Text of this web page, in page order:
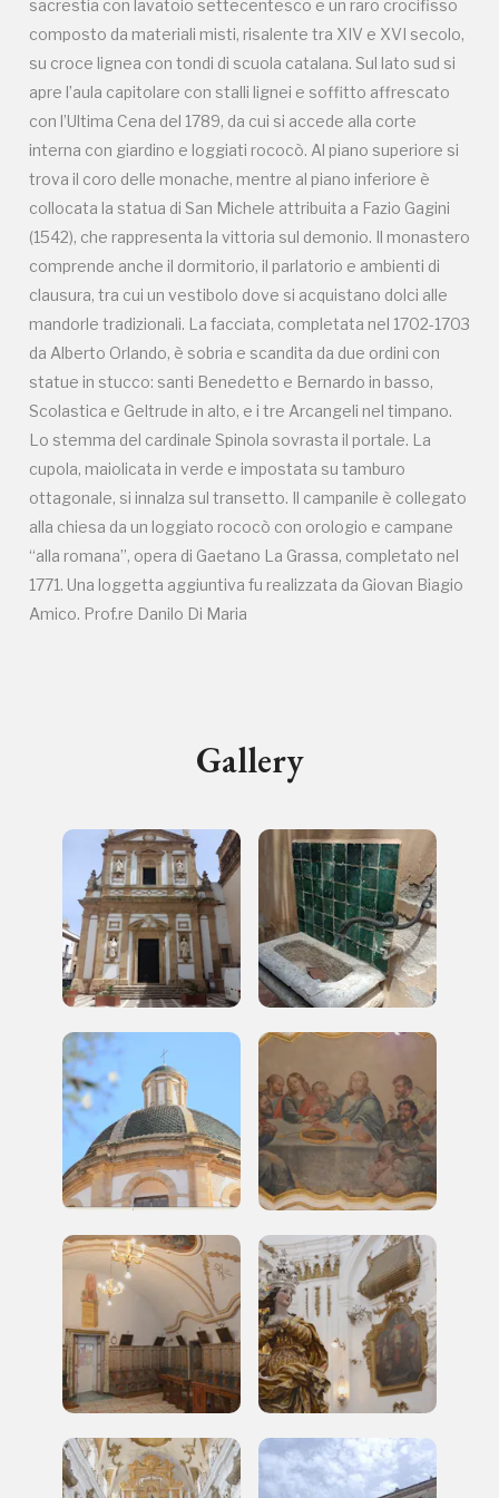
sacrestia con lavatoio settecentesco e un raro crocifisso
composto da materiali misti, risalente tra XIV e XVI secolo,
su croce lignea con tondi di scuola catalana. Sul lato sud si
apre l’aula capitolare con stalli lignei e soffitto affrescato
con l’Ultima Cena del 1789, da cui si accede alla corte
interna con giardino e loggiati rococò. Al piano superiore si
trova il coro delle monache, mentre al piano inferiore è
collocata la statua di San Michele attribuita a Fazio Gagini
(1542), che rappresenta la vittoria sul demonio. Il monastero
comprende anche il dormitorio, il parlatorio e ambienti di
clausura, tra cui un vestibolo dove si acquistano dolci alle
mandorle tradizionali. La facciata, completata nel 1702-1703
da Alberto Orlando, è sobria e scandita da due ordini con
statue in stucco: santi Benedetto e Bernardo in basso,
Scolastica e Geltrude in alto, e i tre Arcangeli nel timpano.
Lo stemma del cardinale Spinola sovrasta il portale. La
cupola, maiolicata in verde e impostata su tamburo
ottagonale, si innalza sul transetto. Il campanile è collegato
alla chiesa da un loggiato rococò con orologio e campane
“alla romana”, opera di Gaetano La Grassa, completato nel
1771. Una loggetta aggiuntiva fu realizzata da Giovan Biagio
Amico. Prof.re Danilo Di Maria
Gallery
mandorle tradizionali. La facciata, completata nel 1702-1703
da Alberto Orlando, è sobria e scandita da due ordini con
statue in stucco: santi Benedetto e Bernardo in basso,
Scolastica e Geltrude in alto, e i tre Arcangeli nel timpano.
Lo stemma del cardinale Spinola sovrasta il portale. La
cupola, maiolicata in verde e impostata su tamburo
ottagonale, si innalza sul transetto. Il campanile è collegato
alla chiesa da un loggiato rococò con orologio e campane
“alla romana”, opera di Gaetano La Grassa, completato nel
1771. Una loggetta aggiuntiva fu realizzata da Giovan Biagio
Amico. Prof.re Danilo Di Maria
Campagne in corso in questo
luogo
I Luoghi del Cuore
Registrati alla newsletter
Accedi alle informazioni per te più interessanti,
a quelle inerenti i luoghi più vicini e gli eventi
REGISTRATI
Regalati 365 giorni di arte e cultura nell'Italia
più bella, risparmiando.
ISCRIVITI AL FAI